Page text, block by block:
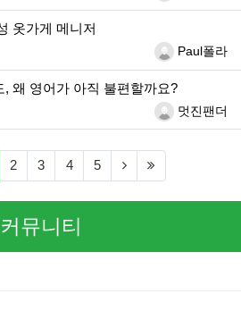
옷가게 메니저
등록자Paul폴라
, 왜 영어가 아직 불편할까요?
등록자멋진팬더
2 3 4 5 (next)
커뮤니티